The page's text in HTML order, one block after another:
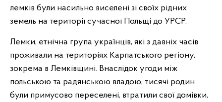
лемків були насильно виселені зі своїх рідних
земель на території сучасної Польщі до УРСР.
Лемки, етнічна група українців, які з давніх часів
проживали на територіях Карпатського регіону,
зокрема в Лемківщині. Внаслідок угоди між
польською та радянською владою, тисячі родин
були примусово переселені, втратили свої домівки,